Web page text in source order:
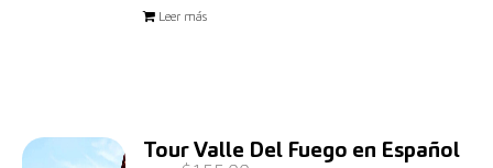
Leer más
Tour Valle Del Fuego en Español